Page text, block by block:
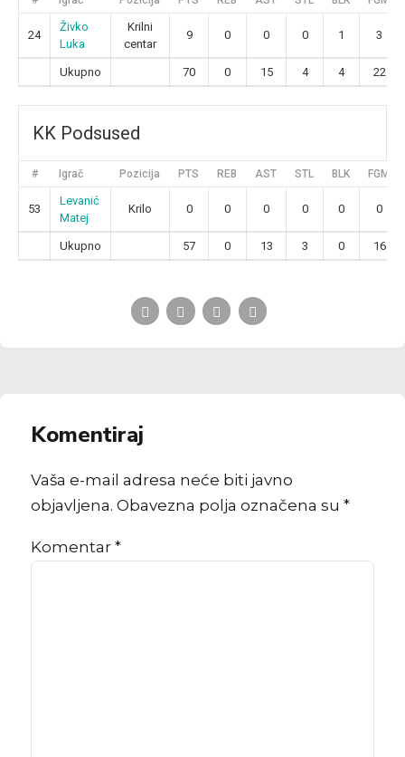
24
Živko
Luka
Krilni
centar
9 0 0 0 1 3
Ukupno 70 0 15 4 4 22
KK Podsused
# Igrač Pozicija PTS REB AST STL BLK FGM
53
Levanić
Matej
Krilo 0 0 0 0 0 0
Ukupno 57 0 13 3 0 16
Komentiraj
Vaša e-mail adresa neće biti javno
objavljena. Obavezna polja označena su *
Komentar *